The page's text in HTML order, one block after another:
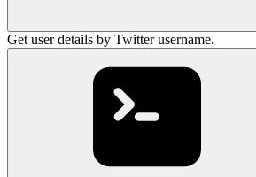
Get user details by Twitter username.